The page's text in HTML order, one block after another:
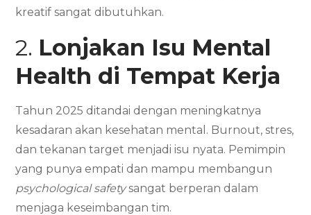
kreatif sangat dibutuhkan.
2. Lonjakan Isu Mental
Health di Tempat Kerja
Tahun 2025 ditandai dengan meningkatnya
kesadaran akan kesehatan mental. Burnout, stres,
dan tekanan target menjadi isu nyata. Pemimpin
yang punya empati dan mampu membangun
psychological safetysangat berperan dalam
menjaga keseimbangan tim.